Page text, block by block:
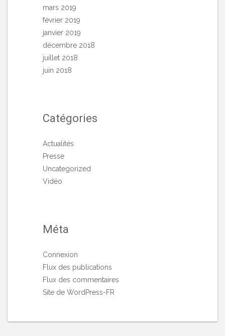
mars 2019
février 2019
janvier 2019
décembre 2018
juillet 2018
juin 2018
Catégories
Actualités
Presse
Uncategorized
Vidéo
Méta
Connexion
Flux des publications
Flux des commentaires
Site de WordPress-FR